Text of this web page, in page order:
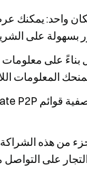
واحد
بسهولة على
بناءً على معلومات
المعلومات
على